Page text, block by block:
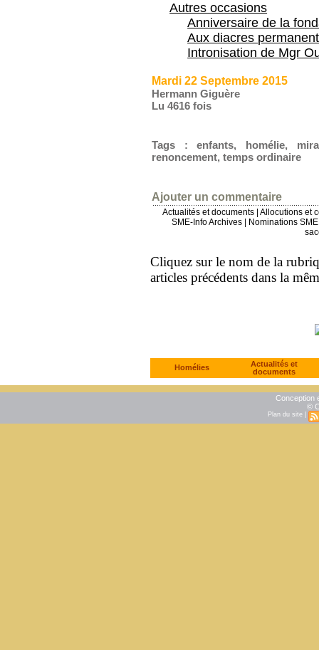
Autres occasions
Anniversaire de la
Aux diacres
Intronisation de Mgr
Mardi 22 Septembre 2015
Hermann Giguère
Lu 4616 fois
Tags :enfants, homélie,
renoncement,temps ordinaire
Ajouter un commentaire
Actualités et documents
Allocutions et
SME-Info Archives
Nominations
Cliquez sur le nom de la
articles précédents dans la
Homélies
Actualités et
documents
Conception
©
Plan du site